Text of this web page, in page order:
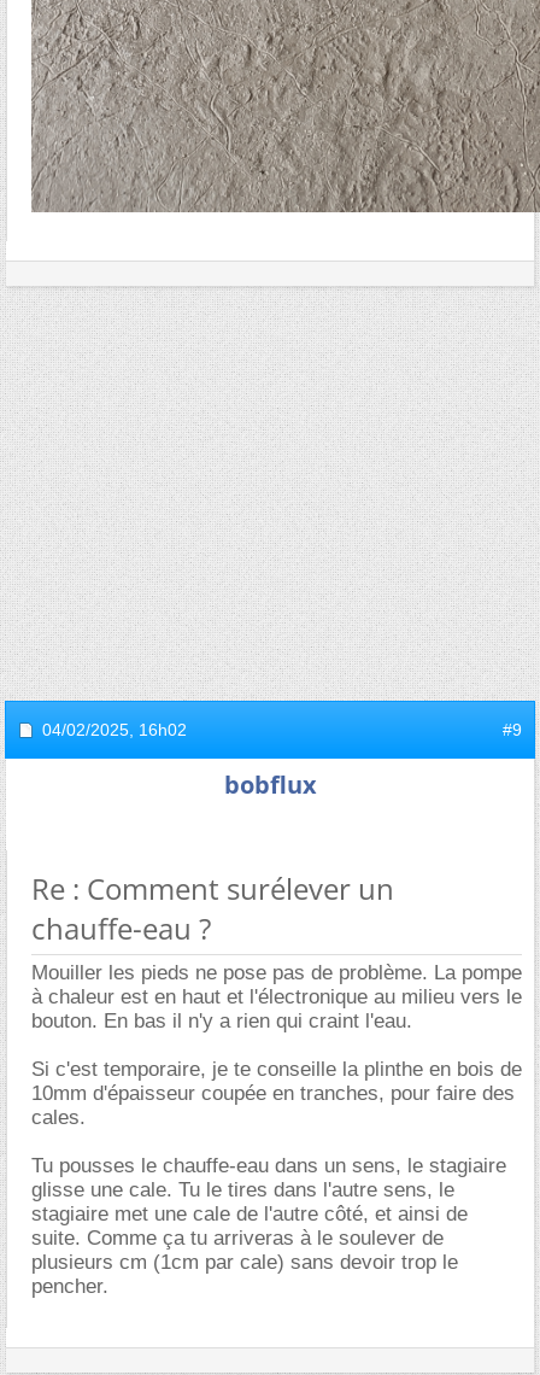
04/02/2025, 16h02 #9
bobflux
Re : Comment surélever un
chauffe-eau ?
Mouiller les pieds ne pose pas de problème. La pompe
à chaleur est en haut et l'électronique au milieu vers le
bouton. En bas il n'y a rien qui craint l'eau.
Si c'est temporaire, je te conseille la plinthe en bois de
10mm d'épaisseur coupée en tranches, pour faire des
cales.
Tu pousses le chauffe-eau dans un sens, le stagiaire
glisse une cale. Tu le tires dans l'autre sens, le
stagiaire met une cale de l'autre côté, et ainsi de
suite. Comme ça tu arriveras à le soulever de
plusieurs cm (1cm par cale) sans devoir trop le
pencher.